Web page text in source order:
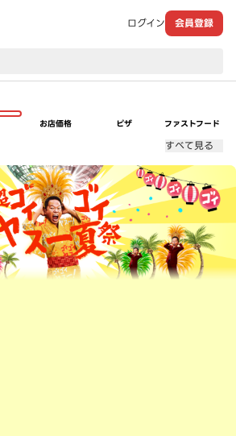
ログイン 会員登録
お店価格 ピザ ファストフード
すべて見る